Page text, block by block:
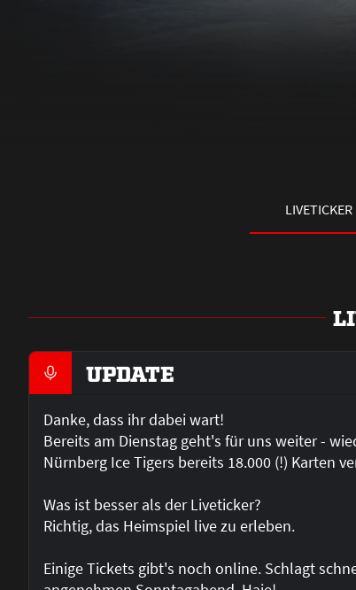
LIVETICKER
UPDATE
Danke, dass ihr dabei wart!
Bereits am Dienstag geht's für uns weiter -
Nürnberg Ice Tigers bereits 18.000 (!) Karten
Was ist besser als der Liveticker?
Richtig, das Heimspiel live zu erleben.
Einige Tickets gibt's noch online. Schlagt